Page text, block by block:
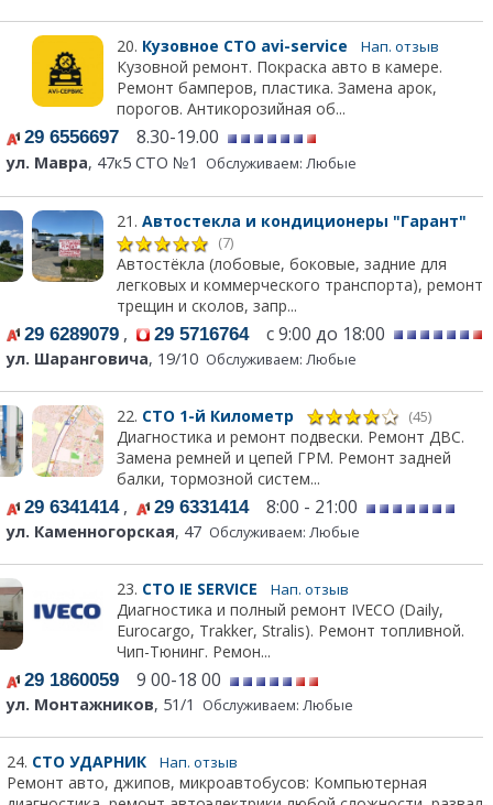
20. Кузовное СТО avi-service Нап. отзыв
Кузовной ремонт. Покраска авто в камере.
Ремонт бамперов, пластика. Замена арок,
порогов. Антикорозийная об...
29 6556697 8.30-19.00
ул. Мавра, 47к5 СТО №1 Обслуживаем: Любые
21. Автостекла и кондиционеры "Гарант"
(7)
Автостёкла (лобовые, боковые, задние для
легковых и коммерческого транспорта), ремонт
трещин и сколов, запр...
29 6289079 , 29 5716764с 9:00 до 18:00
ул. Шаранговича, 19/10 Обслуживаем: Любые
22. СТО 1-й Километр (45)
Диагностика и ремонт подвески. Ремонт ДВС.
Замена ремней и цепей ГРМ. Ремонт задней
балки, тормозной систем...
29 6341414, 29 63314148:00 - 21:00
ул. Каменногорская, 47 Обслуживаем: Любые
23. СТО IE SERVICE Нап. отзыв
Диагностика и полный ремонт IVECO (Daily,
Eurocargo, Trakker, Stralis). Ремонт топливной.
Чип-Тюнинг. Ремон...
29 1860059 9 00-18 00
ул. Монтажников, 51/1 Обслуживаем: Любые
24. СТО УДАРНИК Нап. отзыв
Ремонт авто, джипов, микроавтобусов: Компьютерная